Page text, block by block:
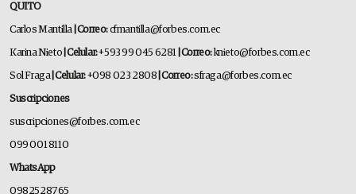
QUITO
Carlos Mantilla | Correo:cfmantilla@forbes.com.ec
Karina Nieto | Celular:+593 99 045 6281 | Correo:knieto@forbes.com.ec
Sol Fraga| Celular:+098 023 2808 | Correo:sfraga@forbes.com.ec
Suscripciones
suscripciones@forbes.com.ec
099 001 8110
WhatsApp
0982528765